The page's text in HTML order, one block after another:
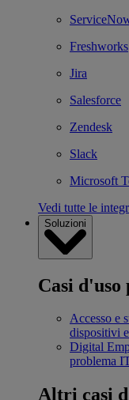
Freshworks
Jira
Salesforce
Zendesk
Slack
Microsoft
Vedi tutte le
Soluzioni
Casi d'uso
Accesso e
dispositivi
Digital
problema
Altri casi